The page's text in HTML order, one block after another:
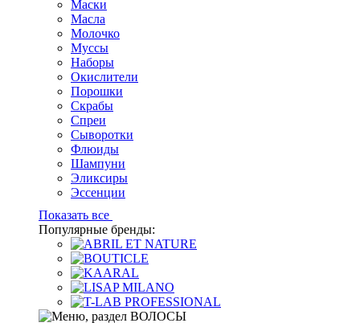
Маски
Масла
Молочко
Муссы
Наборы
Окислители
Порошки
Скрабы
Спреи
Сыворотки
Флюиды
Шампуни
Эликсиры
Эссенции
Показать все
Популярные бренды: